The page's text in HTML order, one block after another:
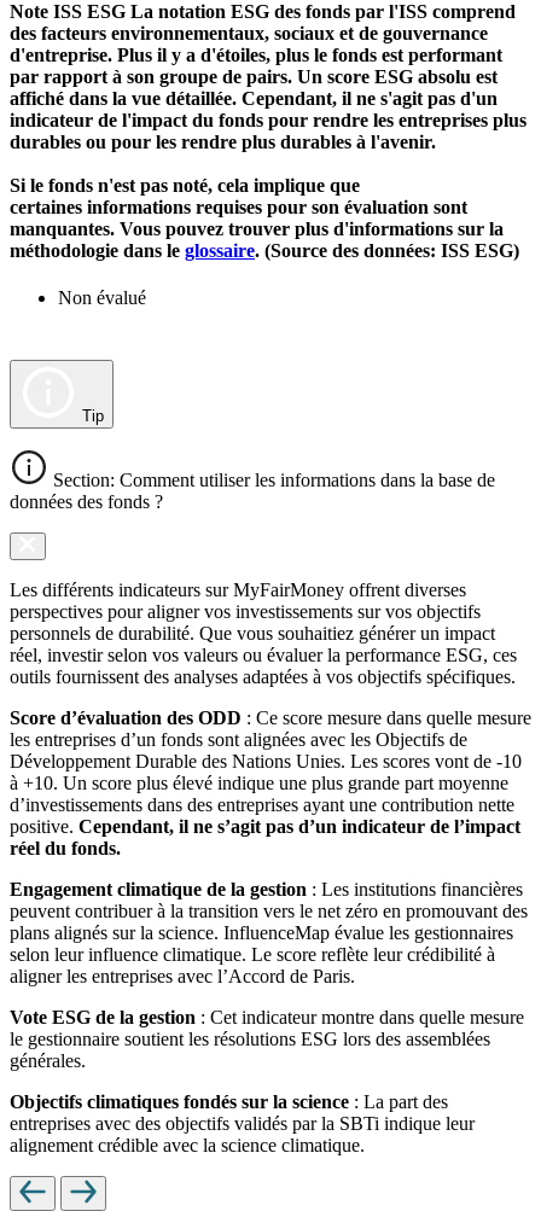
Note ISS ESG La notation ESG des fonds par l'ISS comprend
des facteurs environnementaux, sociaux et de gouvernance
d'entreprise. Plus il y a d'étoiles, plus le fonds est performant
par rapport à son groupe de pairs. Un score ESG absolu est
affiché dans la vue détaillée. Cependant, il ne s'agit pas d'un
indicateur de l'impact du fonds pour rendre les entreprises plus
durables ou pour les rendre plus durables à l'avenir.
Si le fonds n'est pas noté, cela implique que
certaines informations requises pour son évaluation sont
manquantes. Vous pouvez trouver plus d'informations sur la
méthodologie dans le glossaire. (Source des données: ISS ESG)
Non évalué
Tip
Section: Comment utiliser les informations dans la base de
données des fonds ?
Les différents indicateurs sur MyFairMoney offrent diverses
perspectives pour aligner vos investissements sur vos objectifs
personnels de durabilité. Que vous souhaitiez générer un impact
réel, investir selon vos valeurs ou évaluer la performance ESG, ces
outils fournissent des analyses adaptées à vos objectifs spécifiques.
Score d’évaluation des ODD : Ce score mesure dans quelle mesure
les entreprises d’un fonds sont alignées avec les Objectifs de
Développement Durable des Nations Unies. Les scores vont de -10
à +10. Un score plus élevé indique une plus grande part moyenne
d’investissements dans des entreprises ayant une contribution nette
positive. Cependant, il ne s’agit pas d’un indicateur de l’impact
réel du fonds.
Engagement climatique de la gestion : Les institutions financières
peuvent contribuer à la transition vers le net zéro en promouvant des
plans alignés sur la science. InfluenceMap évalue les gestionnaires
selon leur influence climatique. Le score reflète leur crédibilité à
aligner les entreprises avec l’Accord de Paris.
Vote ESG de la gestion : Cet indicateur montre dans quelle mesure
le gestionnaire soutient les résolutions ESG lors des assemblées
générales.
Objectifs climatiques fondés sur la science : La part des
entreprises avec des objectifs validés par la SBTi indique leur
alignement crédible avec la science climatique.